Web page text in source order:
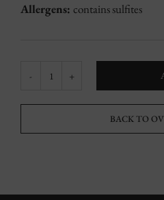
Allergens: contains sulfites
Kaiserberg
Herbolzheim
BACK TO